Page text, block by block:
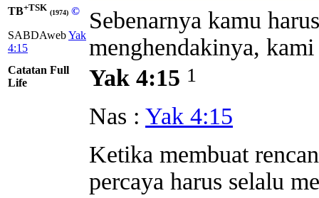
TB+TSK (1974) ©
SABDAwebYak
4:15
Sebenarnya kamu
menghendakinya,
Catatan Full
Life
Yak 4:15 1
Nas : Yak 4:15
Ketika membuat
percaya harus selalu